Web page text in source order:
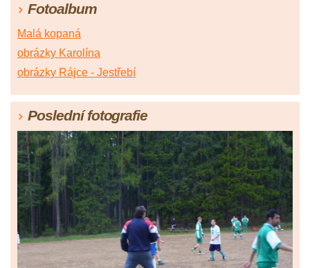
Fotoalbum
Malá kopaná
obrázky Karolína
obrázky Rájce - Jestřebí
Poslední fotografie